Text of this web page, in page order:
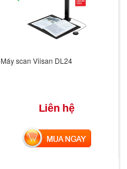
Máy scan Viisan DL24
Liên hệ
MUA NGAY